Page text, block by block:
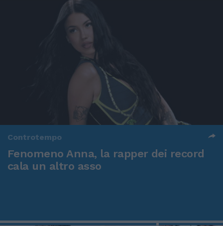
Controtempo
Fenomeno Anna, la rapper dei record
cala un altro asso